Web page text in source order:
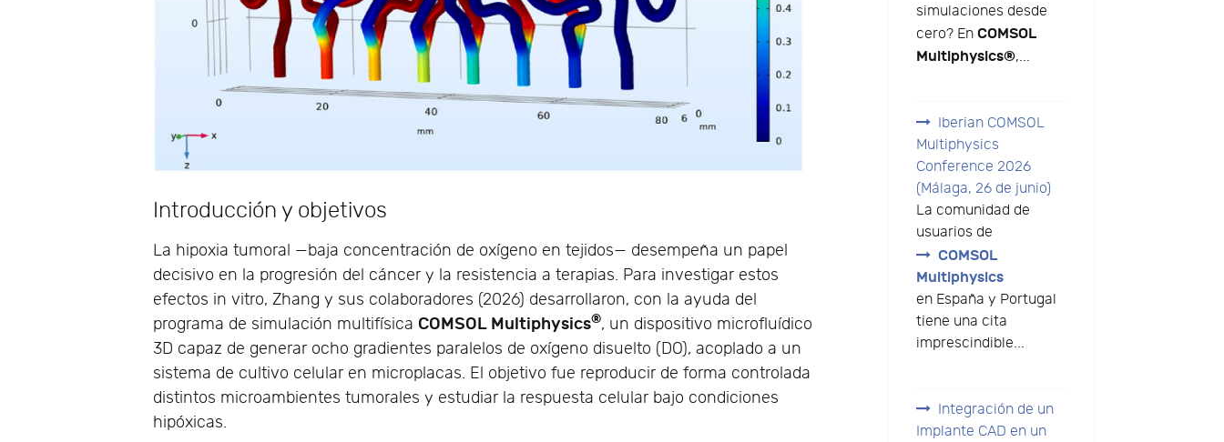
Introducción y objetivos
La hipoxia tumoral —baja concentración de oxígeno en tejidos— desempeña un papel
decisivo en la progresión del cáncer y la resistencia a terapias. Para investigar estos
efectos in vitro, Zhang y sus colaboradores (2026) desarrollaron, con la ayuda del
programa de simulación multifísica COMSOL Multiphysics®, un dispositivo microfluídico
3D capaz de generar ocho gradientes paralelos de oxígeno disuelto (DO), acoplado a un
sistema de cultivo celular en microplacas. El objetivo fue reproducir de forma controlada
distintos microambientes tumorales y estudiar la respuesta celular bajo condiciones
hipóxicas.
simulaciones desde
cero? EnCOMSOL
Multiphysics®,...
Iberian COMSOL
Multiphysics
Conference 2026
(Málaga, 26 de junio)
La comunidad de
usuarios de
COMSOL
Multiphysics
en España y Portugal
tiene una cita
imprescindible...
Integración de un
Implante CAD en un